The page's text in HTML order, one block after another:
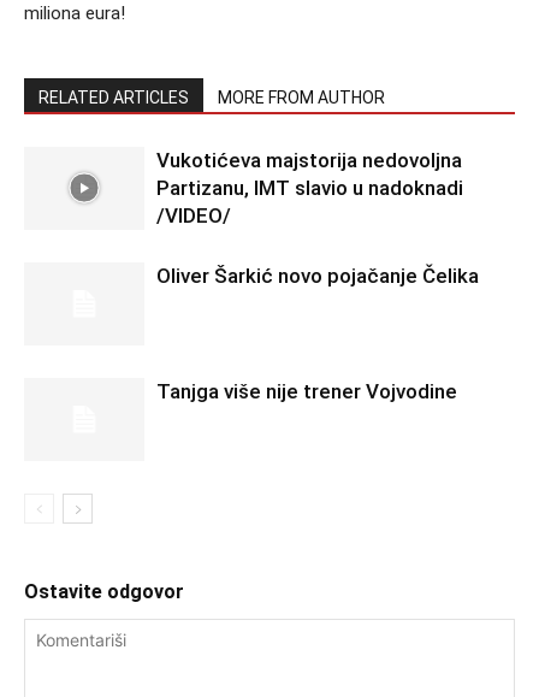
miliona eura!
RELATED ARTICLES MORE FROM AUTHOR
Vukotićeva majstorija nedovoljna
Partizanu, IMT slavio u nadoknadi
/VIDEO/
Oliver Šarkić novo pojačanje Čelika
Tanjga više nije trener Vojvodine
Ostavite odgovor